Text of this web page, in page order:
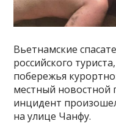
Вьетнамские
российского
побережья
местный новостной
инцидент
на улице Чанфу.